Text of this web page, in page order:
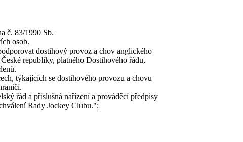
č. 83/1990 Sb.
osob.
dostihový provoz a chov anglického
republiky, platného Dostihového řádu,
týkajících se dostihového provozu a chovu
řád a příslušná nařízení a prováděcí předpisy
Rady Jockey Clubu.";